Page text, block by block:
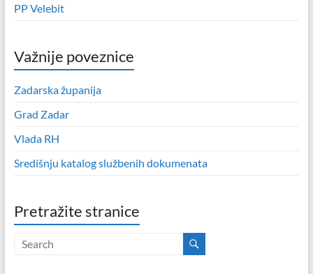
PP Velebit
Važnije poveznice
Zadarska županija
Grad Zadar
Vlada RH
Središnju katalog službenih dokumenata
Pretražite stranice